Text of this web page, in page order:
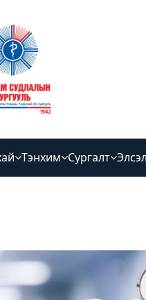
Тэнхим Сургалт